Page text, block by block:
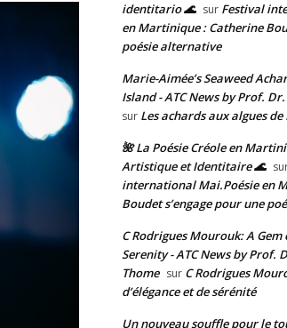
identitario 🌊 sur Festival
en Martinique : Catherine
poésie alternative
Marie-Aimée’s Seaweed
Island - ATC News by Prof.
sur Les achards aux algues
🌺 La Poésie Créole en
Artistique et Identitaire 🌊
international Mai.Poésie en
Boudet s’engage pour une
C Rodrigues Mourouk: A Gem
Serenity - ATC News by Prof.
Thome sur C Rodrigues
d’élégance et de sérénité
Un nouveau souffle pour le